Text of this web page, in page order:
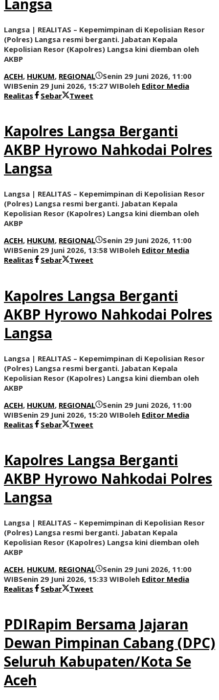
Langsa | REALITAS – Kepemimpinan di Kepolisian Resor
(Polres) Langsa resmi berganti. Jabatan Kepala
Kepolisian Resor (Kapolres) Langsa kini diemban oleh
AKBP
ACEH, HUKUM, REGIONAL
Senin 29 Juni 2026, 11:00
WIBSenin 29 Juni 2026, 15:27 WIBoleh Editor Media
Realitas
Sebar Tweet
Kapolres Langsa Berganti
AKBP Hyrowo Nahkodai Polres
Langsa
Langsa | REALITAS – Kepemimpinan di Kepolisian Resor
(Polres) Langsa resmi berganti. Jabatan Kepala
Kepolisian Resor (Kapolres) Langsa kini diemban oleh
AKBP
ACEH, HUKUM, REGIONAL
Senin 29 Juni 2026, 11:00
WIBSenin 29 Juni 2026, 13:58 WIBoleh Editor Media
Realitas
Sebar Tweet
Kapolres Langsa Berganti
AKBP Hyrowo Nahkodai Polres
Langsa
Langsa | REALITAS – Kepemimpinan di Kepolisian Resor
(Polres) Langsa resmi berganti. Jabatan Kepala
Kepolisian Resor (Kapolres) Langsa kini diemban oleh
AKBP
ACEH, HUKUM, REGIONAL
Senin 29 Juni 2026, 11:00
WIBSenin 29 Juni 2026, 15:20 WIBoleh Editor Media
Realitas
Sebar Tweet
Kapolres Langsa Berganti
AKBP Hyrowo Nahkodai Polres
Langsa
Langsa | REALITAS – Kepemimpinan di Kepolisian Resor
(Polres) Langsa resmi berganti. Jabatan Kepala
Kepolisian Resor (Kapolres) Langsa kini diemban oleh
AKBP
ACEH, HUKUM, REGIONAL
Senin 29 Juni 2026, 11:00
WIBSenin 29 Juni 2026, 15:33 WIBoleh Editor Media
Realitas
Sebar Tweet
PDIRapim Bersama Jajaran
Dewan Pimpinan Cabang (DPC)
Seluruh Kabupaten/Kota Se
Aceh